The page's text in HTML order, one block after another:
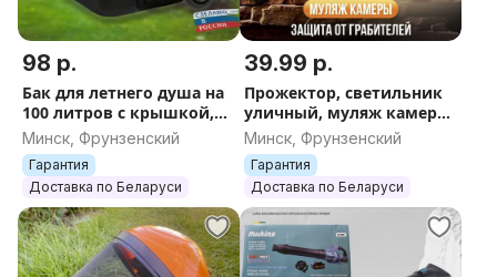
98 р.
Бак для летнего душа на
100 литров с крышкой,
для дачи из прочного
пластика, термостойкий,
бочка душ
Минск, Фрунзенский
Гарантия
Доставка по Беларуси
39.99 р.
Прожектор, светильник
уличный, муляж камеры
с датчиком движения на
солнечной батарее
Минск, Фрунзенский
Гарантия
Доставка по Беларуси